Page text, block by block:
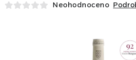
Degustační sadyNeohodnoceno